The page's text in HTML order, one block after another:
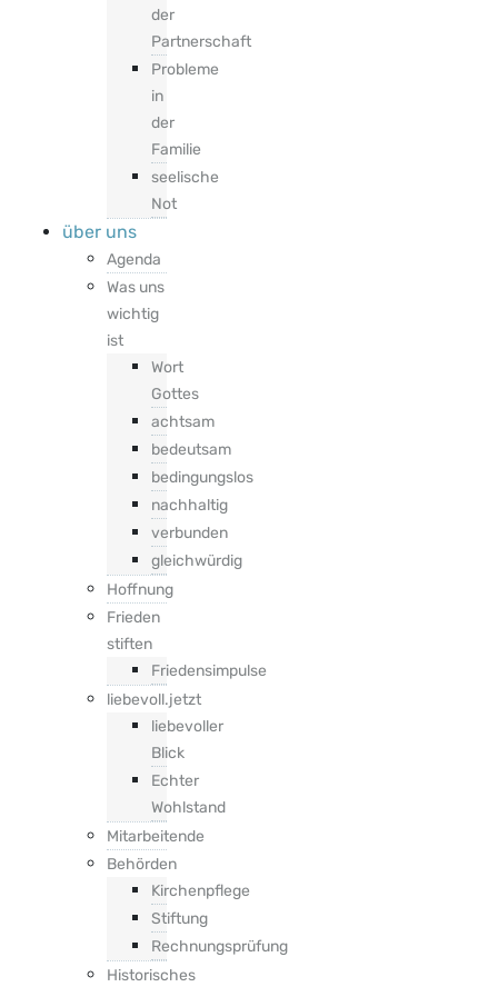
der
Partnerschaft
Probleme
in
der
Familie
seelische
Not
über uns
Agenda
Was uns
wichtig
ist
Wort
Gottes
achtsam
bedeutsam
bedingungslos
nachhaltig
verbunden
gleichwürdig
Hoffnung
Frieden
stiften
Friedensimpulse
liebevoll.jetzt
liebevoller
Blick
Echter
Wohlstand
Mitarbeitende
Behörden
Kirchenpflege
Stiftung
Rechnungsprüfung
Historisches